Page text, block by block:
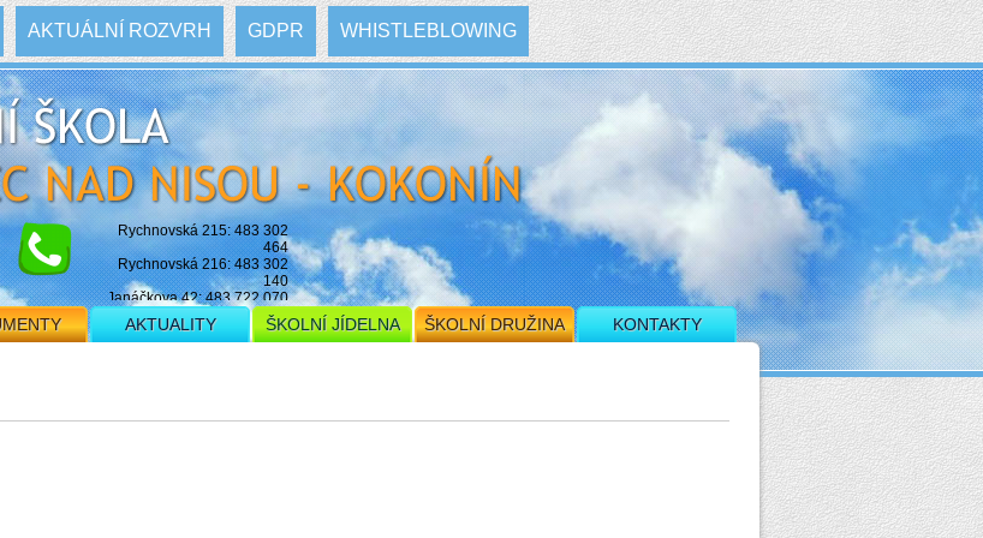
AKTUÁLNÍ ROZVRH GDPR WHISTLEBLOWING
Rychnovská 215: 483 302
464
Rychnovská 216: 483 302
140
Janáčkova 42: 483 722 070
E-mail: skola@zskokonin.cz
AKTUALITY ŠKOLNÍ JÍDELNA ŠKOLNÍ DRUŽINA KONTAKTY